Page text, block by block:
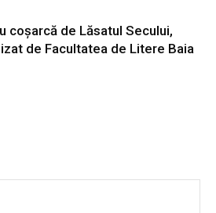
coșarcă de Lăsatul Secului,
de Facultatea de Litere Baia